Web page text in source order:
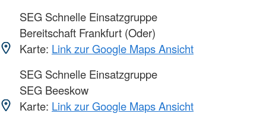
SEG Schnelle Einsatzgruppe
Bereitschaft Frankfurt (Oder)
Karte: Link zur Google Maps Ansicht
SEG Schnelle Einsatzgruppe
SEG Beeskow
Karte: Link zur Google Maps Ansicht